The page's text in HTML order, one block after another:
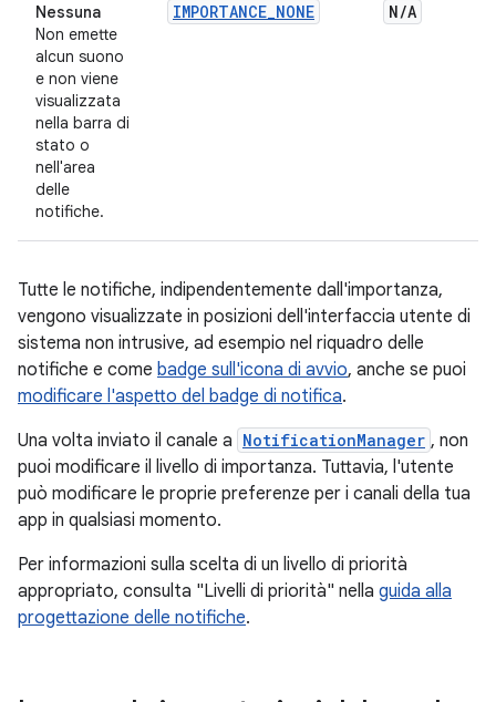
Nessuna
Non emette
alcun suono
e non viene
visualizzata
nella barra di
stato o
nell'area
delle
notifiche.
IMPORTANCE_NONE N/A
Tutte le notifiche, indipendentemente dall'importanza,
vengono visualizzate in posizioni dell'interfaccia utente di
sistema non intrusive, ad esempio nel riquadro delle
notifiche e come badge sull'icona di avvio, anche se puoi
modificare l'aspetto del badge di notifica.
Una volta inviato il canale a NotificationManager , non
puoi modificare il livello di importanza. Tuttavia, l'utente
può modificare le proprie preferenze per i canali della tua
app in qualsiasi momento.
Per informazioni sulla scelta di un livello di priorità
appropriato, consulta "Livelli di priorità" nella guida alla
progettazione delle notifiche.